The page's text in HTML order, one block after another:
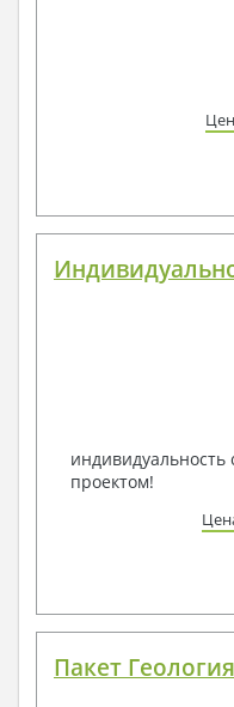
проектом!
Пакет Геология